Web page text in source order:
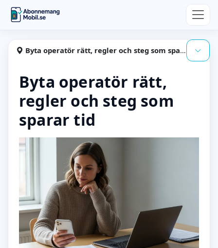
Hoppa till huvudinnehåll
Abonnemangmobil
Byta operatör rätt, regler och steg som sparar tid
Byta operatör rätt,
regler och steg som
sparar tid